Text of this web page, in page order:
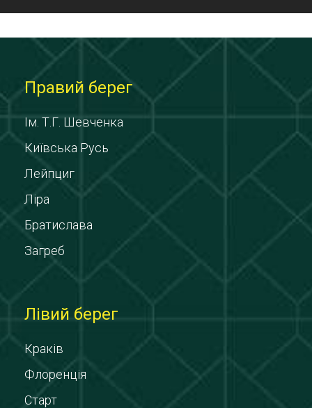
Правий берег
Ім. Т.Г. Шевченка
Київська Русь
Лейпциг
Ліра
Братислава
Загреб
Лівий берег
Краків
Флоренція
Старт